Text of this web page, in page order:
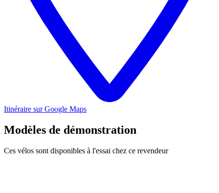
Itinéraire sur Google Maps
Modèles de démonstration
Ces vélos sont disponibles à l'essai chez ce revendeur